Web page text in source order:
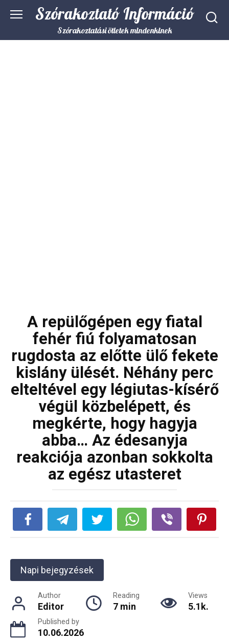
Szórakoztató Információ
Szórakoztatási ötletek mindenkinek
A repülőgépen egy fiatal
fehér fiú folyamatosan
rugdosta az előtte ülő fekete
kislány ülését. Néhány perc
elteltével egy légiutas-kísérő
végül közbelépett, és
megkérte, hogy hagyja
abba… Az édesanyja
reakciója azonban sokkolta
az egész utasteret
Napi bejegyzések
Author
Editor
Reading
7 min
Views
5.1k.
Published by
10.06.2026